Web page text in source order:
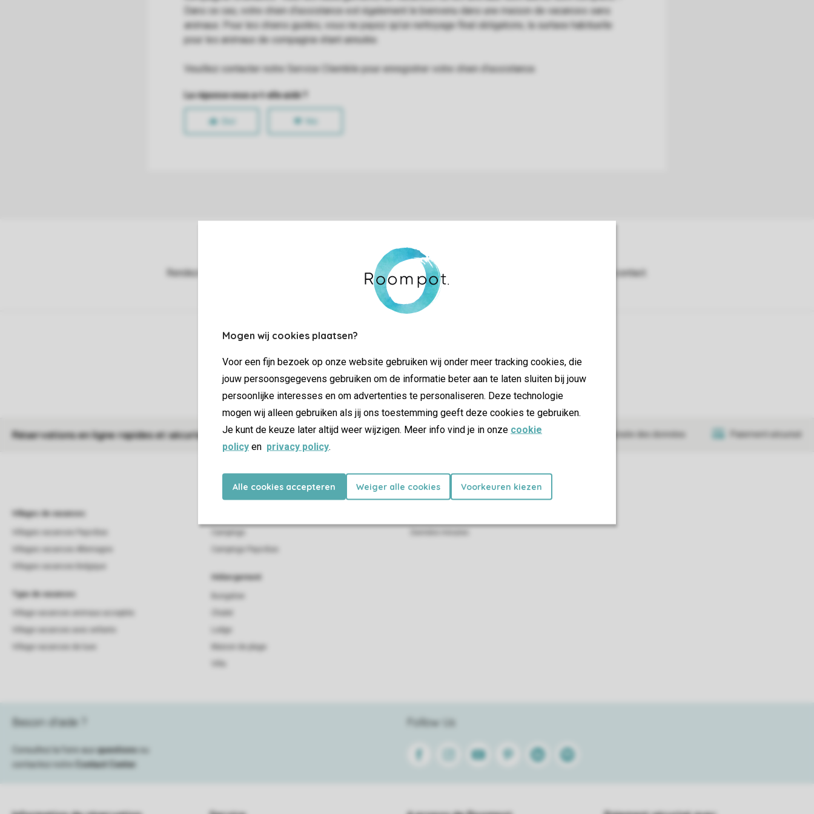
Mogen wij cookies plaatsen?
Voor een fijn bezoek op onze website gebruiken wij onder meer tracking cookies, die
jouw persoonsgegevens gebruiken om de informatie beter aan te laten sluiten bij jouw
persoonlijke interesses en om advertenties te personaliseren. Deze technologie
mogen wij alleen gebruiken als jij ons toestemming geeft deze cookies te gebruiken.
Je kunt de keuze later altijd weer wijzigen. Meer info vind je in onze cookie
policy en privacy policy.
Alle cookies accepteren Weiger alle cookies Voorkeuren kiezen
Contrôle de votre vie privée
Plus d’infos et préférences
Réservations en ligne rapides et sécurisées Certificat SSL Transmission sécurisée des données Paiement sécurisé
Villages de vacances
Type de vacances
Hébergement
Besoin d’aide ?
Consultez la foire aux questions
contactez notre
Contact Center
Follow Us
FacebookInstagramYoutube PinterestLinkedinSpotify